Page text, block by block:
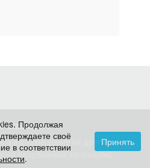
©BizavNews
и размещение на других
разрешения запрещено.
Продолжая
своё
в соответствии
.
Принять